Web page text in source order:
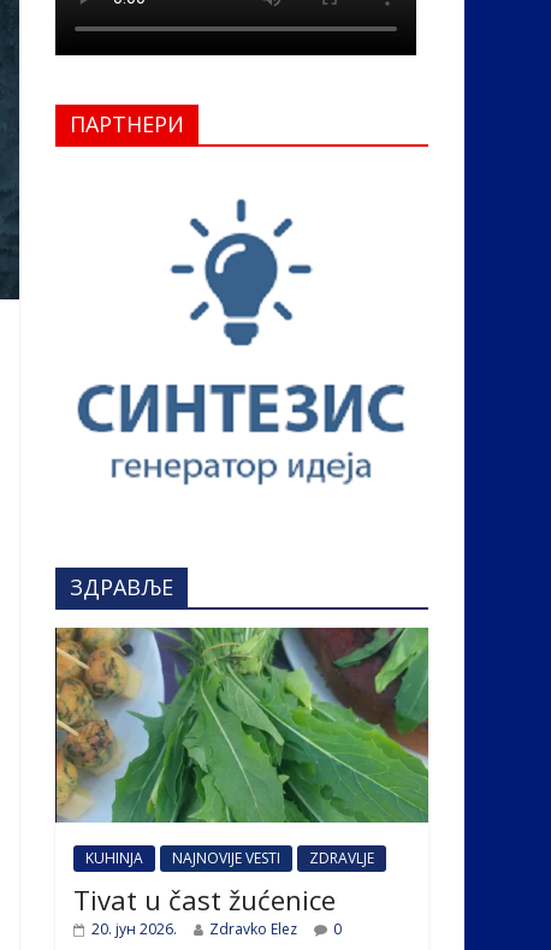
ПАРТНЕРИ
ЗДРАВЉЕ
KUHINJA NAJNOVIJE VESTI ZDRAVLJE
Tivat u čast žućenice
20. јун 2026. Zdravko Elez 0